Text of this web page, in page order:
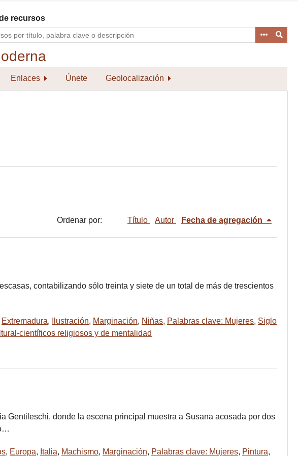
recursos
Enlaces Únete Geolocalización
Ordenar por: Título Autor Fecha de agregación
contabilizando sólo treinta y siete de un total de más de trescientos
Extremadura, Ilustración, Marginación, Niñas, Palabras clave: Mujeres, Siglo
científicos religiosos y de mentalidad
Gentileschi, donde la escena principal muestra a Susana acosada por dos
, Europa, Italia, Machismo, Marginación, Palabras clave: Mujeres, Pintura,